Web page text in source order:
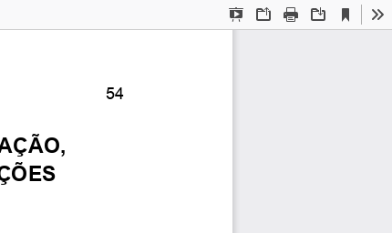
Presentation
OpenPrint Download
Current
View
54